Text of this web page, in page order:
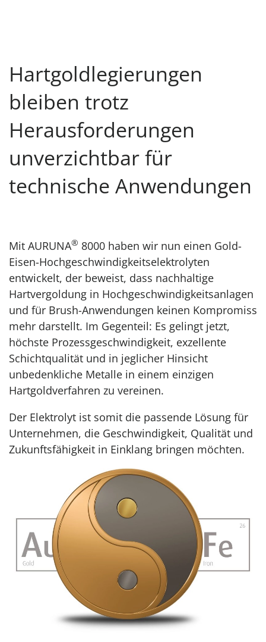
Hartgoldlegierungen
bleiben trotz
Herausforderungen
unverzichtbar für
technische Anwendungen
Mit AURUNA® 8000 haben wir nun einen Gold-
Eisen-Hochgeschwindigkeitselektrolyten
entwickelt, der beweist, dass nachhaltige
Hartvergoldung in Hochgeschwindigkeitsanlagen
und für Brush-Anwendungen keinen Kompromiss
mehr darstellt. Im Gegenteil: Es gelingt jetzt,
höchste Prozessgeschwindigkeit, exzellente
Schichtqualität und in jeglicher Hinsicht
unbedenkliche Metalle in einem einzigen
Hartgoldverfahren zu vereinen.
Der Elektrolyt ist somit die passende Lösung für
Unternehmen, die Geschwindigkeit, Qualität und
Zukunftsfähigkeit in Einklang bringen möchten.